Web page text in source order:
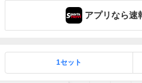
アプリなら速
1セット